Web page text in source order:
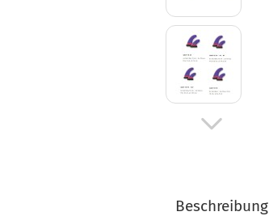
Beschreibung